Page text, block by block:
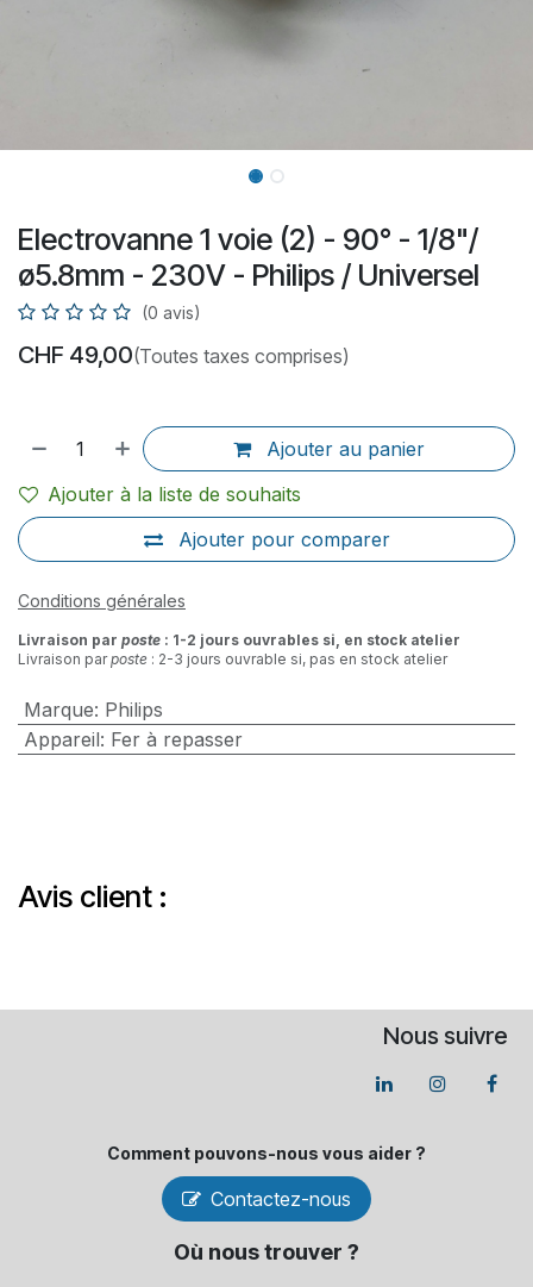
Electrovanne 1 voie (2) - 90° - 1/8"/
ø5.8mm - 230V - Philips / Universel
(0 avis)
CHF 49,00(Toutes taxes comprises)
Ajouter au panier
Ajouter pour comparer
Ajouter à la liste de souhaits
Conditions générales
Livraison par poste : 1-2 jours ouvrables si, en stock atelier
Livraison parposte : 2-3 jours ouvrable si, pas en stock atelier
Marque: Philips
Appareil: Fer à repasser
Avis client :
Nous suivre
Comment pouvons-​nous vous aider ?
Contactez-nous
Où nous trouver ?